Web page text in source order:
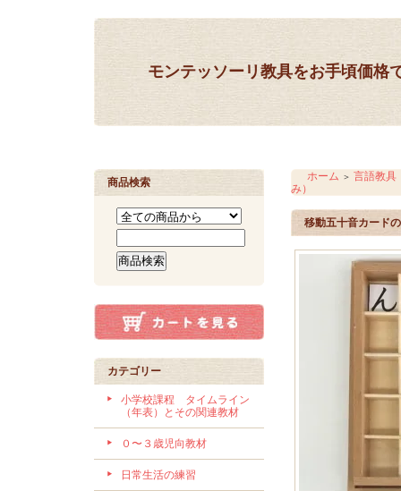
モンテッソーリ教具をお手頃価格
商品検索
カテゴリー
小学校課程 タイムライン
（年表）とその関連教材
０〜３歳児向教材
日常生活の練習
ホーム ＞ 言語教具
み）
移動五十音カード